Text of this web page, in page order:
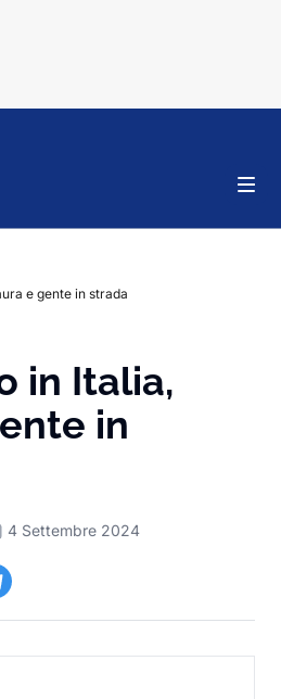
e gente in strada
in Italia,
in
4 Settembre 2024